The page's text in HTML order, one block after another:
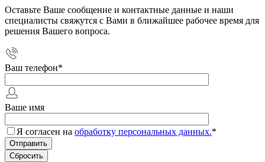
Оставьте Ваше сообщение и контактные данные и наши
специалисты свяжутся с Вами в ближайшее рабочее время для
решения Вашего вопроса.
Ваш телефон*
Ваше имя
Я согласен на обработку персональных данных.*